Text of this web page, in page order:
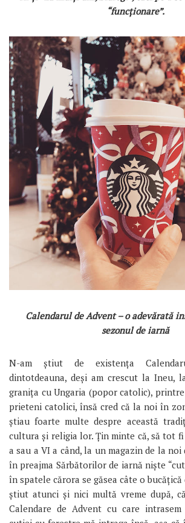
“funcționare”.
Calendarul de Advent – o adevărată
sezonul de iarnă
N-am știut de existența
dintotdeauna, deși am crescut la Ineu,
granița cu Ungaria (popor catolic),
prieteni catolici, însă cred că la noi în
știau foarte multe despre această
cultura și religia lor. Țin minte că, să tot
a sau a VI a când, la un magazin de la
în preajma Sărbătorilor de iarnă niște
în spatele cărora se găsea câte o
știut atunci și nici multă vreme după,
Calendare de Advent cu care